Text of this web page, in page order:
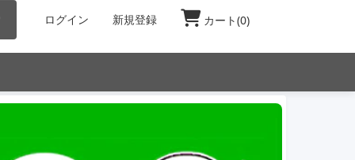
ログイン 新規登録 カート(0)